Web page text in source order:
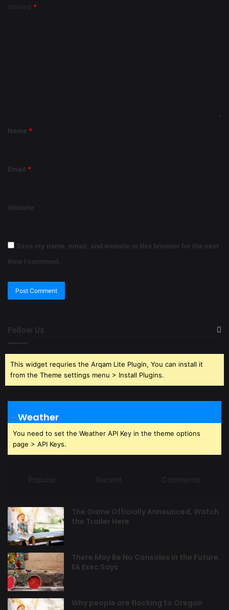
marked *
Name *
Email *
Website
Save my name, email, and website in this browser for the next
time I comment.
Follow Us
This widget requries the Arqam Lite Plugin, You can install it
from the Theme settings menu > Install Plugins.
Weather
You need to set the Weather API Key in the theme options
page > API Keys.
Popular Recent Comments
The Game Officially Announced, Watch
the Trailer Here
There May Be No Consoles in the Future,
EA Exec Says
Why people are flocking to Oregon